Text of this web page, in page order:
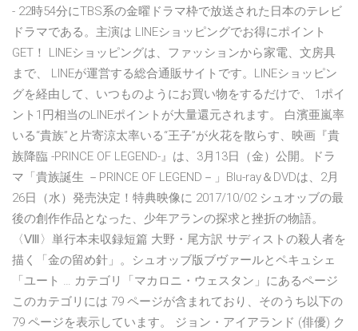
- 22時54分にTBS系の金曜ドラマ枠で放送された日本のテレビ
ドラマである。主演は LINEショッピングでお得にポイント
GET！ LINEショッピングは、ファッションから家電、文房具
まで、 LINEが運営する総合通販サイトです。LINEショッピン
グを経由して、いつものようにお買い物をするだけで、 1ポイ
ント1円相当のLINEポイントが大量還元されます。 白濱亜嵐率
いる“貴族”と片寄涼太率いる“王子”が火花を散らす、映画『貴
族降臨 -PRINCE OF LEGEND-』は、3月13日（金）公開。ドラ
マ「貴族誕生 －PRINCE OF LEGEND－」Blu-ray＆DVDは、2月
26日（水）発売決定！特典映像に 2017/10/02 シュオッブの最
後の創作作品となった、少年アランの探求と挫折の物語。
〈Ⅷ〉単行本未収録短篇 大野・尾方訳 サディストの殺人者を
描く「金の留め針」。シュオッブ版ブヴァールとペキュシェ
「ユート … カテゴリ「マカロニ・ウェスタン」にあるページ
このカテゴリには 79 ページが含まれており、そのうち以下の
79 ページを表示しています。 ジョン・アイアランド (俳優) ク